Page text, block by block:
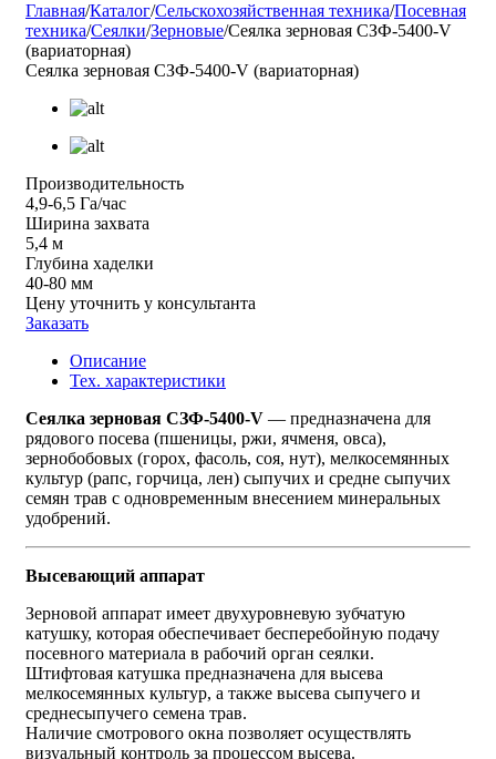
Главная/Каталог/Сельскохозяйственная техника/Посевная
техника/Сеялки/Зерновые/Сеялка зерновая СЗФ-5400-V
(вариаторная)
Сеялка зерновая СЗФ-5400-V (вариаторная)
Производительность
4,9-6,5 Га/час
Ширина захвата
5,4 м
Глубина хаделки
40-80 мм
Цену уточнить у консультанта
Заказать
Описание
Тех. характеристики
Сеялка зерновая СЗФ-5400-V — предназначена для
рядового посева (пшеницы, ржи, ячменя, овса),
зернобобовых (горох, фасоль, соя, нут), мелкосемянных
культур (рапс, горчица, лен) сыпучих и средне сыпучих
семян трав с одновременным внесением минеральных
удобрений.
Высевающий аппарат
Зерновой аппарат имеет двухуровневую зубчатую
катушку, которая обеспечивает бесперебойную подачу
посевного материала в рабочий орган сеялки.
Штифтовая катушка предназначена для высева
мелкосемянных культур, а также высева сыпучего и
среднесыпучего семена трав.
Наличие смотрового окна позволяет осуществлять
визуальный контроль за процессом высева.